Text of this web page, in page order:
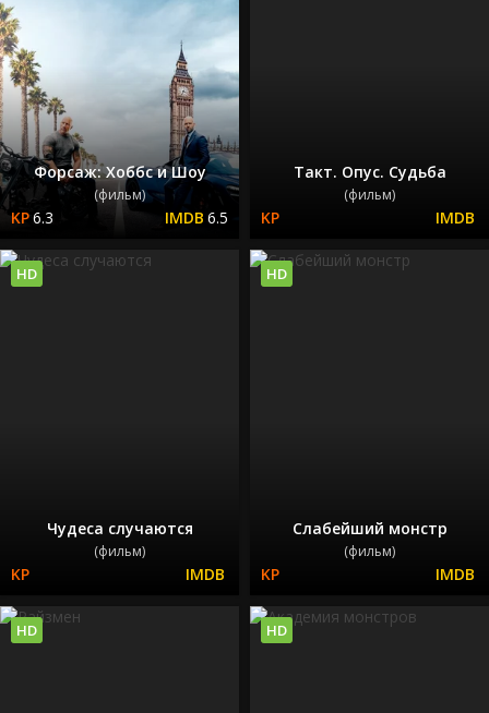
Форсаж: Хоббс и Шоу
(фильм)
6.3 6.5
Такт. Опус. Судьба
(фильм)
Чудеса случаются
(фильм)
HD
Слабейший монстр
(фильм)
HD
HD HD